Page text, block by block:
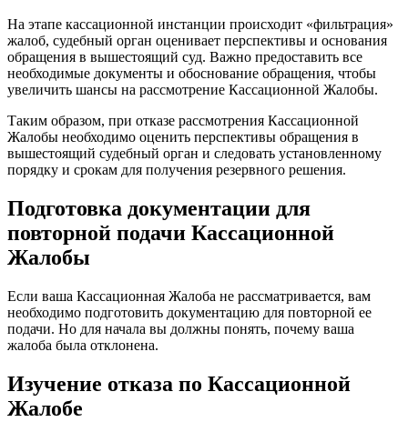
На этапе кассационной инстанции происходит «фильтрация»
жалоб, судебный орган оценивает перспективы и основания
обращения в вышестоящий суд. Важно предоставить все
необходимые документы и обоснование обращения, чтобы
увеличить шансы на рассмотрение Кассационной Жалобы.
Таким образом, при отказе рассмотрения Кассационной
Жалобы необходимо оценить перспективы обращения в
вышестоящий судебный орган и следовать установленному
порядку и срокам для получения резервного решения.
Подготовка документации для
повторной подачи Кассационной
Жалобы
Если ваша Кассационная Жалоба не рассматривается, вам
необходимо подготовить документацию для повторной ее
подачи. Но для начала вы должны понять, почему ваша
жалоба была отклонена.
Изучение отказа по Кассационной
Жалобе